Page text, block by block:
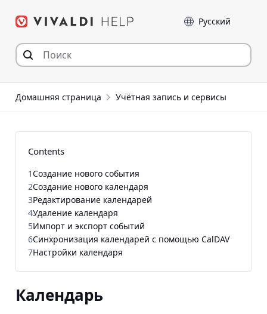
Language
Домашняя страница Учётная запись и сервисы
Календарь
Contents
1Создание нового события
2Создание нового календаря
3Редактирование календарей
4Удаление календаря
5Импорт и экспорт событий
6Синхронизация календарей с помощью CalDAV
7Настройки календаря